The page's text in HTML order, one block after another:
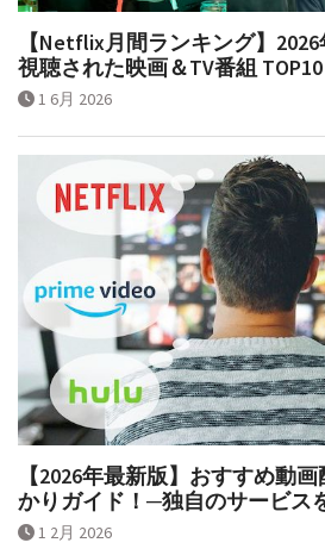
【Netflix月間ランキング】
視聴された映画＆TV番組 TOP10
1 6月 2026
【2026年最新版】おすすめ動
かりガイド！─独自のサービス
1 2月 2026